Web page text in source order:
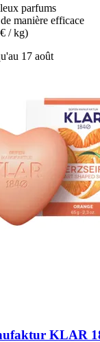
parfums
manière efficace
/ kg)
17 août
KLAR